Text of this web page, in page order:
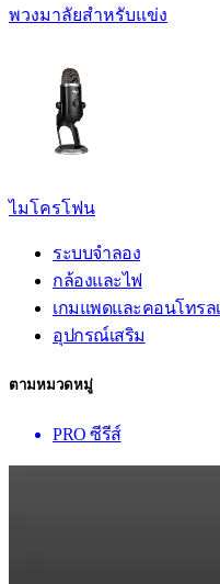
พวงมาลัยสำหรับแข่ง
ไมโครโฟน
ระบบจำลอง
กล้องและไฟ
เกมแพดและคอนโทรล
อุปกรณ์เสริม
ตามหมวดหมู่
PRO ซีรีส์